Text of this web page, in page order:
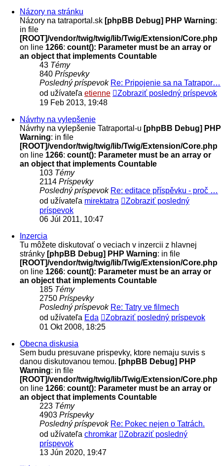
Názory na stránku
Názory na tatraportal.sk [phpBB Debug] PHP Warning:
in file
[ROOT]/vendor/twig/twig/lib/Twig/Extension/Core.php
on line 1266: count(): Parameter must be an array or
an object that implements Countable
43 Témy
840 Príspevky
Posledný príspevok Re: Pripojenie sa na Tatrapor…
od užívateľa etienne
Zobraziť posledný príspevok
19 Feb 2013, 19:48
Návrhy na vylepšenie
Návrhy na vylepšenie Tatraportal-u [phpBB Debug] PHP
Warning: in file
[ROOT]/vendor/twig/twig/lib/Twig/Extension/Core.php
on line 1266: count(): Parameter must be an array or
an object that implements Countable
103 Témy
2114 Príspevky
Posledný príspevok Re: editace příspěvku - proč …
od užívateľa mirektatra
Zobraziť posledný
príspevok
06 Júl 2011, 10:47
Inzercia
Tu môžete diskutovať o veciach v inzercii z hlavnej
stránky [phpBB Debug] PHP Warning: in file
[ROOT]/vendor/twig/twig/lib/Twig/Extension/Core.php
on line 1266: count(): Parameter must be an array or
an object that implements Countable
185 Témy
2750 Príspevky
Posledný príspevok Re: Tatry ve filmech
od užívateľa Eda
Zobraziť posledný príspevok
01 Okt 2008, 18:25
Obecna diskusia
Sem budu presuvane prispevky, ktore nemaju suvis s
danou diskutovanou temou. [phpBB Debug] PHP
Warning: in file
[ROOT]/vendor/twig/twig/lib/Twig/Extension/Core.php
on line 1266: count(): Parameter must be an array or
an object that implements Countable
223 Témy
4903 Príspevky
Posledný príspevok Re: Pokec nejen o Tatrách.
od užívateľa chromkar
Zobraziť posledný
príspevok
13 Jún 2020, 19:47